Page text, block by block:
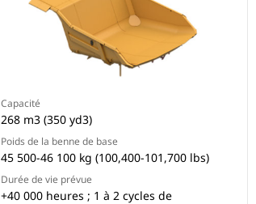
Capacité
268 m3 (350 yd3)
Poids de la benne de base
45 500-46 100 kg (100,400-101,700 lbs)
Durée de vie prévue
+40 000 heures ; 1 à 2 cycles de